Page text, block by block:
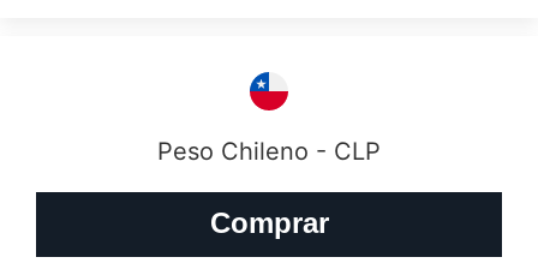
Peso Chileno - CLP
Comprar